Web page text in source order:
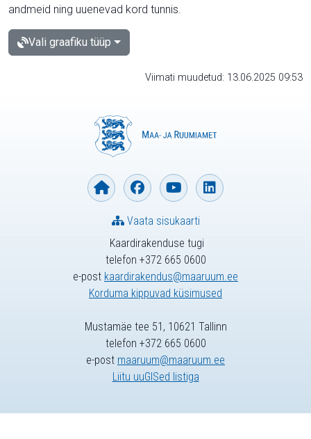
andmeid ning uuenevad kord tunnis.
Vali graafiku tüüp
Viimati muudetud: 13.06.2025 09:53
Kaardirakenduse tugi
telefon +372 665 0600
e-post kaardirakendus@maaruum.ee
Korduma kippuvad küsimused
Vaata sisukaarti
Mustamäe tee 51, 10621 Tallinn
telefon +372 665 0600
e-post maaruum@maaruum.ee
Liitu uuGISed listiga